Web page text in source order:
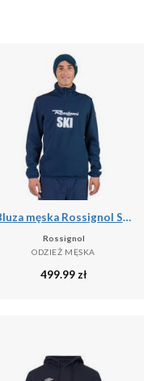
Bluza męska Rossignol Signature Ski Hz Fleece
Rossignol
ODZIEŻ MĘSKA
499.99zł